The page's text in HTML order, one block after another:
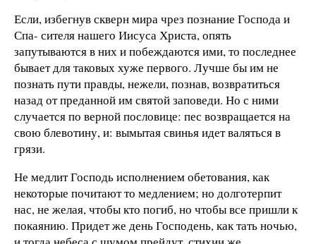
Если, избегнув скверн мира чрез познание Господа и
Спа- сителя нашего Иисуса Христа, опять
запутываются в них и побеждаются ими, то последнее
бывает для таковых хуже первого. Лучше бы им не
познать пути правды, нежели, познав, возвратиться
назад от преданной им святой заповеди. Но с ними
случается по верной пословице: пес возвращается на
свою блевотину, и: вымытая свинья идет валяться в
грязи.
Не медлит Господь исполнением обетования, как
некоторые почитают то медлением; но долготерпит
нас, не желая, чтобы кто погиб, но чтобы все пришли к
покаянию. Придет же день Господень, как тать ночью,